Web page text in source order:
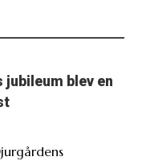
jubileum blev en